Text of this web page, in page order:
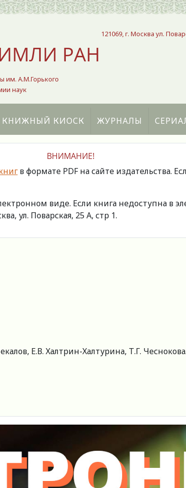
ИМЛИ РАН
им. А.М.Горького
наук
121069, г. Москва ул.
КНИЖНЫЙ КИОСК ЖУРНАЛЫ
ВНИМАНИЕ!
в формате PDF на сайте издательства.
виде. Если книга недоступна в
ул. Поварская, 25 А, стр 1.
Е.В. Халтрин-Халтурина, Т.Г.